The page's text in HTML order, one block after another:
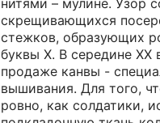
нитями – мулине. Узор
скрещивающихся
стежков, образующих
буквы Х. В середине ХХ
продаже канвы -
вышивания. Для того,
ровно, как солдатики,